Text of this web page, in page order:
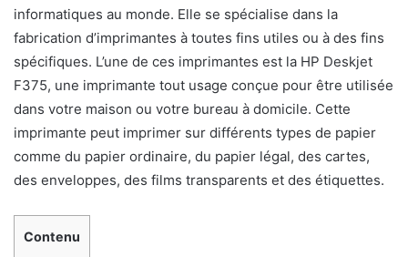
informatiques au monde. Elle se spécialise dans la
fabrication d’imprimantes à toutes fins utiles ou à des fins
spécifiques. L’une de ces imprimantes est la HP Deskjet
F375, une imprimante tout usage conçue pour être utilisée
dans votre maison ou votre bureau à domicile. Cette
imprimante peut imprimer sur différents types de papier
comme du papier ordinaire, du papier légal, des cartes,
des enveloppes, des films transparents et des étiquettes.
Contenu